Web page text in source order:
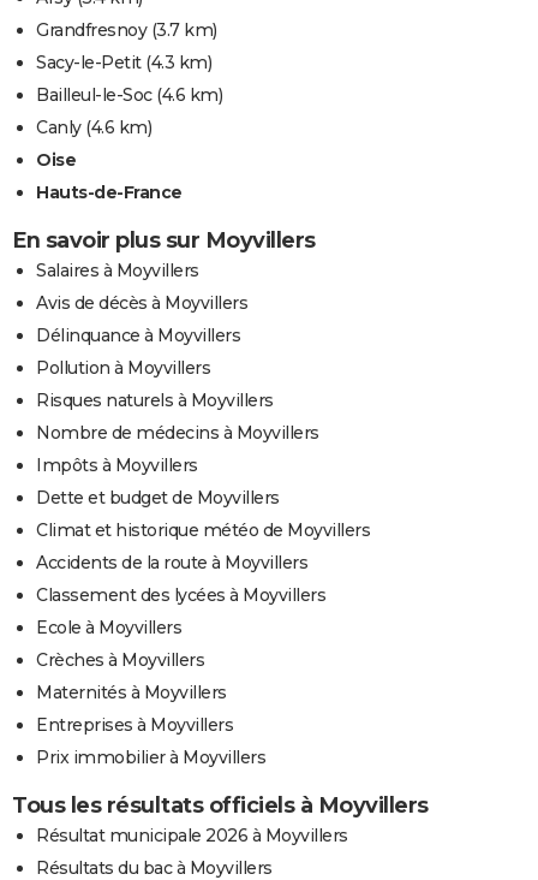
Grandfresnoy(3.7 km)
Sacy-le-Petit(4.3 km)
Bailleul-le-Soc(4.6 km)
Canly(4.6 km)
Oise
Hauts-de-France
En savoir plus sur Moyvillers
Salaires à Moyvillers
Avis de décès à Moyvillers
Délinquance à Moyvillers
Pollution à Moyvillers
Risques naturels à Moyvillers
Nombre de médecins à Moyvillers
Impôts à Moyvillers
Dette et budget de Moyvillers
Climat et historique météo de Moyvillers
Accidents de la route à Moyvillers
Classement des lycées à Moyvillers
Ecole à Moyvillers
Crèches à Moyvillers
Maternités à Moyvillers
Entreprises à Moyvillers
Prix immobilier à Moyvillers
Tous les résultats officiels à Moyvillers
Résultat municipale 2026 à Moyvillers
Résultats du bac à Moyvillers